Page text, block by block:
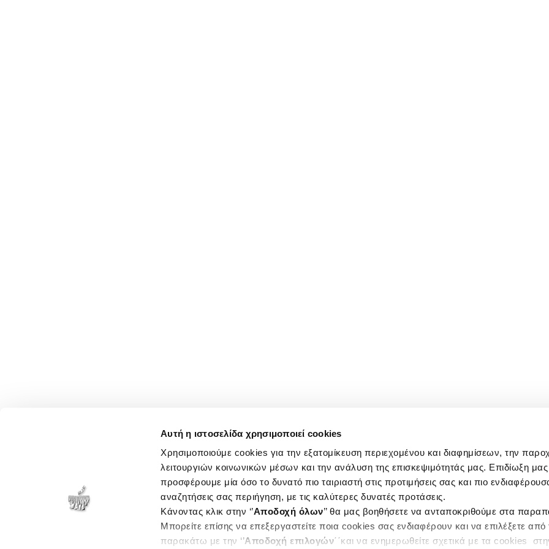
Αυτή η ιστοσελίδα χρησιμοποιεί cookies
Χρησιμοποιούμε cookies για την εξατομίκευση περιεχομένου και διαφημίσεων, την
λειτουργιών κοινωνικών μέσων και την ανάλυση της επισκεψιμότητάς μας. Επιδίωξη μας
προσφέρουμε μία όσο το δυνατό πιο ταιριαστή στις προτιμήσεις σας και πιο
αναζητήσεις σας περιήγηση, με τις καλύτερες δυνατές προτάσεις.
Κάνοντας κλικ στην ‘’Αποδοχή όλων’’ θα μας βοηθήσετε να ανταποκριθούμε στα
Μπορείτε επίσης να επεξεργαστείτε ποια cookies σας ενδιαφέρουν και να επιλέξετε από
παρακάτω με την ‘’Αποδοχή επιλογών΄΄και να ενημερωθείτε σχετικά με τα cookies